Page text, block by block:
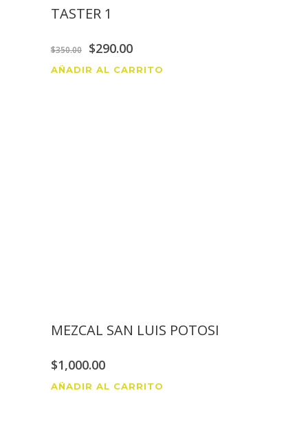
TASTER 1
$350.00 $290.00
AÑADIR AL CARRITO
MEZCAL SAN LUIS POTOSI
$1,000.00
AÑADIR AL CARRITO